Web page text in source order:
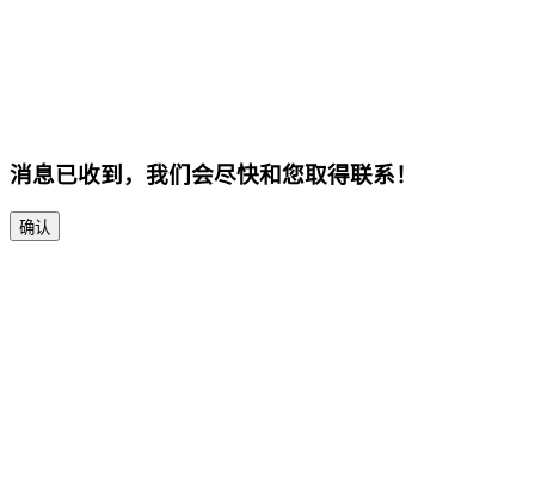
消息已收到，我们会尽快和您取得联系！
确认